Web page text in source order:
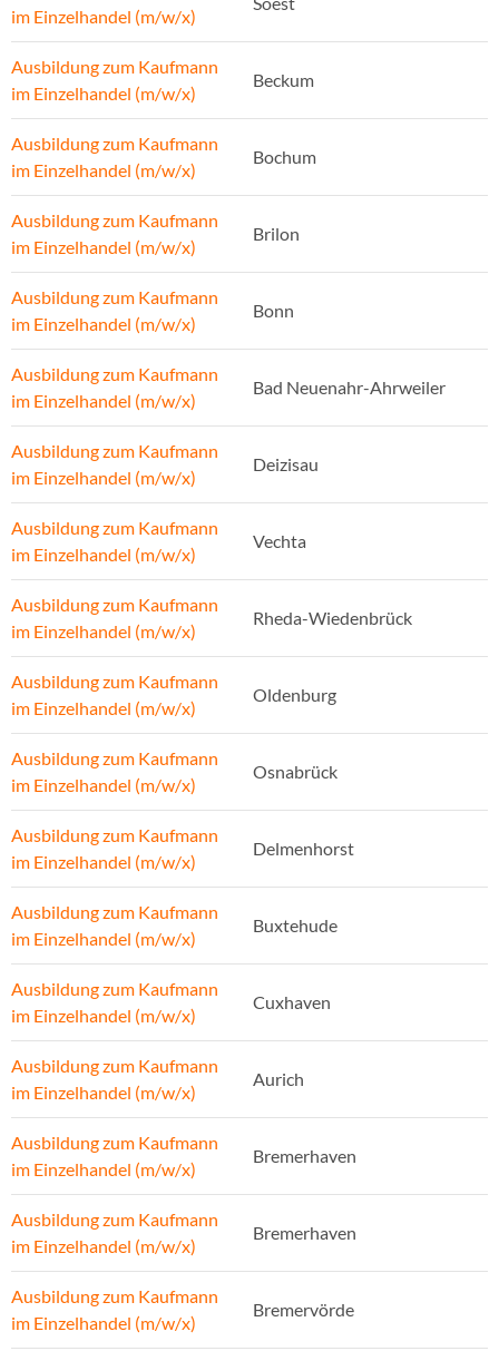
im Einzelhandel (m/w/x)
Ausbildung zum Kaufmann
im Einzelhandel (m/w/x)
Beckum
Ausbildung zum Kaufmann
im Einzelhandel (m/w/x)
Bochum
Ausbildung zum Kaufmann
im Einzelhandel (m/w/x)
Brilon
Ausbildung zum Kaufmann
im Einzelhandel (m/w/x)
Bonn
Ausbildung zum Kaufmann
im Einzelhandel (m/w/x)
Bad Neuenahr-Ahrweiler
Ausbildung zum Kaufmann
im Einzelhandel (m/w/x)
Deizisau
Ausbildung zum Kaufmann
im Einzelhandel (m/w/x)
Vechta
Ausbildung zum Kaufmann
im Einzelhandel (m/w/x)
Rheda-Wiedenbrück
Ausbildung zum Kaufmann
im Einzelhandel (m/w/x)
Oldenburg
Ausbildung zum Kaufmann
im Einzelhandel (m/w/x)
Osnabrück
Ausbildung zum Kaufmann
im Einzelhandel (m/w/x)
Delmenhorst
Ausbildung zum Kaufmann
im Einzelhandel (m/w/x)
Buxtehude
Ausbildung zum Kaufmann
im Einzelhandel (m/w/x)
Cuxhaven
Ausbildung zum Kaufmann
im Einzelhandel (m/w/x)
Aurich
Ausbildung zum Kaufmann
im Einzelhandel (m/w/x)
Bremerhaven
Ausbildung zum Kaufmann
im Einzelhandel (m/w/x)
Bremerhaven
Ausbildung zum Kaufmann
im Einzelhandel (m/w/x)
Bremervörde